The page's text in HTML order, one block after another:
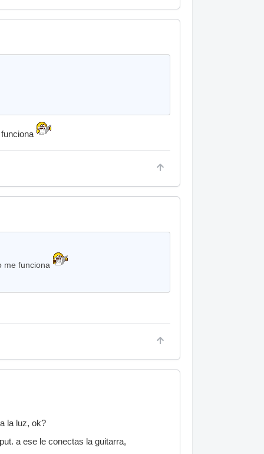
me funciona
la luz, ok?
a ese le conectas la guitarra,